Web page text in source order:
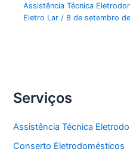
Assistência Técnica
Eletro Lar /8 de setembro
Serviços
Assistência Técnica
Conserto Eletrodomésticos